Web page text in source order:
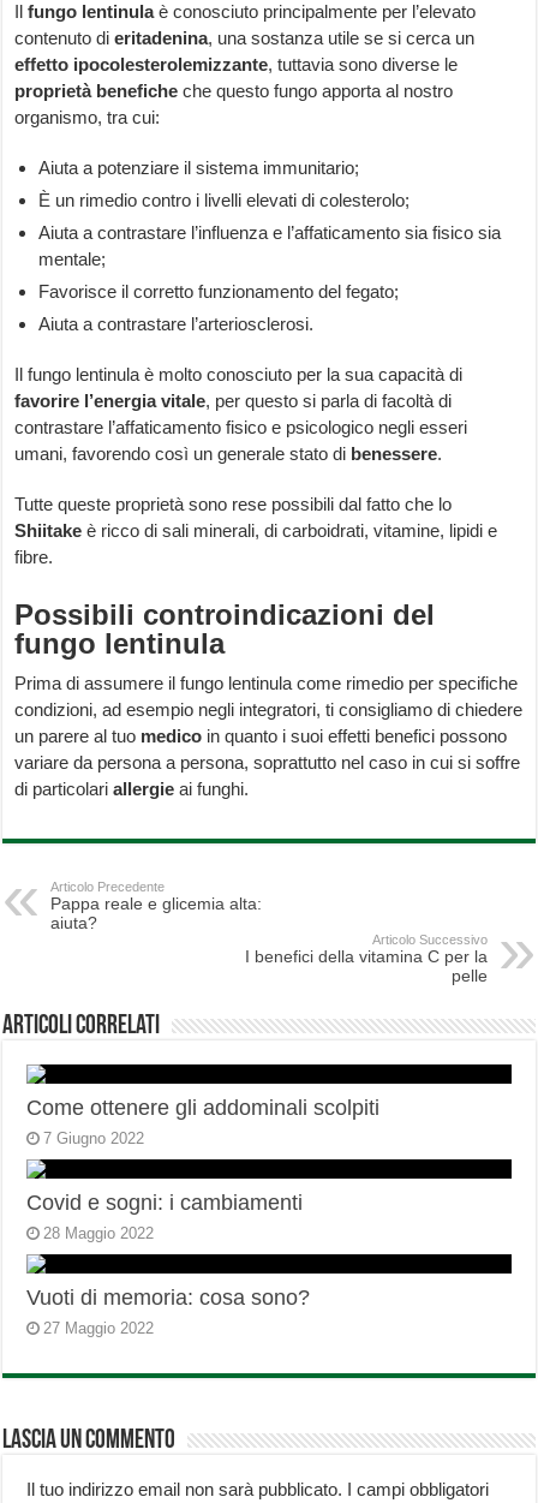
Ilfungo lentinulaè conosciuto principalmente per l’elevato
contenuto dieritadenina, una sostanza utile se si cerca un
effetto ipocolesterolemizzante, tuttavia sono diverse le
proprietà benefiche che questo fungo apporta al nostro
organismo, tra cui:
Aiuta a potenziare il sistema immunitario;
È un rimedio contro i livelli elevati di colesterolo;
Aiuta a contrastare l’influenza e l’affaticamento sia fisico sia
mentale;
Favorisce il corretto funzionamento del fegato;
Aiuta a contrastare l’arteriosclerosi.
Il fungo lentinula è molto conosciuto per la sua capacità di
favorire l’energia vitale, per questo si parla di facoltà di
contrastare l’affaticamento fisico e psicologico negli esseri
umani, favorendo così un generale stato di benessere.
Tutte queste proprietà sono rese possibili dal fatto che lo
Shiitake è ricco di sali minerali, di carboidrati, vitamine, lipidi e
fibre.
Possibili controindicazioni del
fungo lentinula
Prima di assumere il fungo lentinula come rimedio per specifiche
condizioni, ad esempio negli integratori, ti consigliamo di chiedere
un parere al tuo medico in quanto i suoi effetti benefici possono
variare da persona a persona, soprattutto nel caso in cui si soffre
di particolariallergie ai funghi.
Articolo Precedente
Pappa reale e glicemia alta:
aiuta?
Articolo Successivo
I benefici della vitamina C per la
pelle
Articoli correlati
Come ottenere gli addominali scolpiti
7 Giugno 2022
Covid e sogni: i cambiamenti
28 Maggio 2022
Vuoti di memoria: cosa sono?
27 Maggio 2022
Lascia un commento
Il tuo indirizzo email non sarà pubblicato. I campi obbligatori